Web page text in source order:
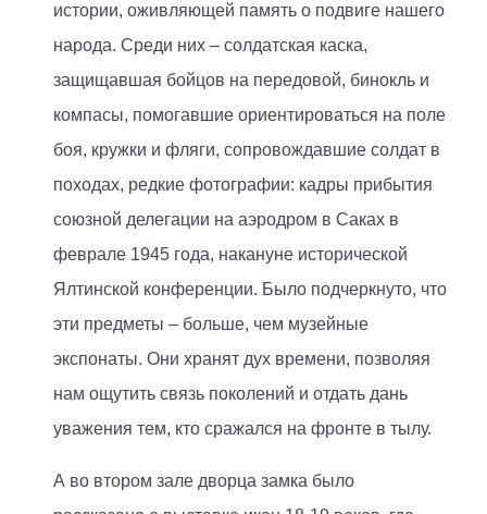
истории, оживляющей память о подвиге нашего
народа. Среди них – солдатская каска,
защищавшая бойцов на передовой, бинокль и
компасы, помогавшие ориентироваться на поле
боя, кружки и фляги, сопровождавшие солдат в
походах, редкие фотографии: кадры прибытия
союзной делегации на аэродром в Саках в
феврале 1945 года, накануне исторической
Ялтинской конференции. Было подчеркнуто, что
эти предметы – больше, чем музейные
экспонаты. Они хранят дух времени, позволяя
нам ощутить связь поколений и отдать дань
уважения тем, кто сражался на фронте в тылу.
А во втором зале дворца замка было